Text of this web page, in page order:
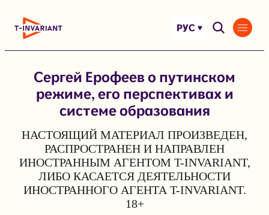
РУС
Сергей Ерофеев о путинском
режиме, его перспективах и
системе образования
НАСТОЯЩИЙ МАТЕРИАЛ ПРОИЗВЕДЕН,
РАСПРОСТРАНЕН И НАПРАВЛЕН
ИНОСТРАННЫМ АГЕНТОМ T-INVARIANT,
ЛИБО КАСАЕТСЯ ДЕЯТЕЛЬНОСТИ
ИНОСТРАННОГО АГЕНТА T-INVARIANT.
18+